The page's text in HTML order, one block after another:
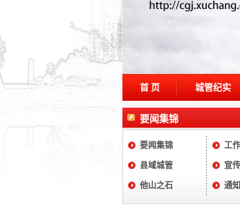
首 页 城管纪实
要闻集锦
要闻集锦 工
县域城管 宣
他山之石 通